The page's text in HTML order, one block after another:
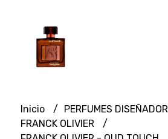
Inicio
PERFUMES DISEÑADOR
FRANCK OLIVIER